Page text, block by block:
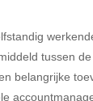
tussen
belangrijke